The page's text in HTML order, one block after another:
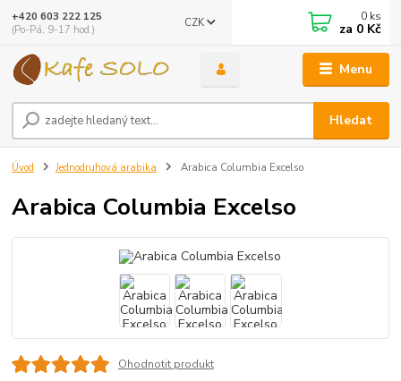
Menu
CZK
Hledat
+420 603 222 125
(Po-Pá, 9-17 hod.)
0 ks
za 0 Kč
Úvod Jednodruhová arabika Arabica Columbia Excelso
Arabica Columbia Excelso
Ohodnotit produkt